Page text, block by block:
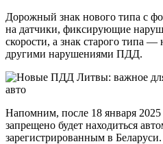
Дорожный знак нового типа с
на датчики, фиксирующие
скорости, а знак старого типа —
другими нарушениями ПДД.
Напомним, после 18 января
запрещено будет находиться
зарегистрированным в Беларуси.